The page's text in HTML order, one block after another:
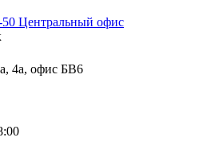
50 Центральный офис
4а, офис БВ6